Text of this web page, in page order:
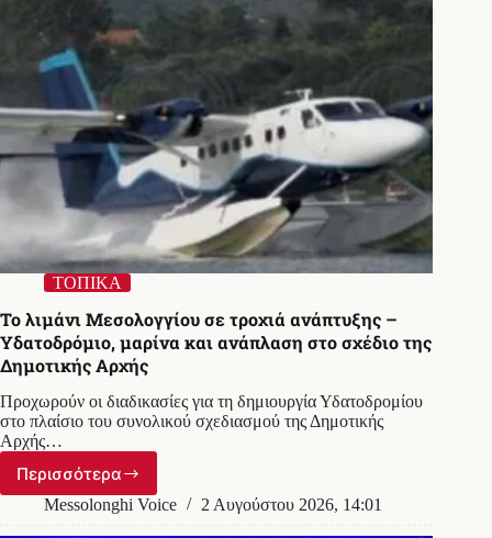
ΤΟΠΙΚΑ
Το λιμάνι Μεσολογγίου σε τροχιά ανάπτυξης –
Υδατοδρόμιο, μαρίνα και ανάπλαση στο σχέδιο της
Δημοτικής Αρχής
Προχωρούν οι διαδικασίες για τη δημιουργία Υδατοδρομίου
στο πλαίσιο του συνολικού σχεδιασμού της Δημοτικής
Αρχής…
Περισσότερα
Το
λιμάνι
Messolonghi Voice 2 Αυγούστου 2026, 14:01